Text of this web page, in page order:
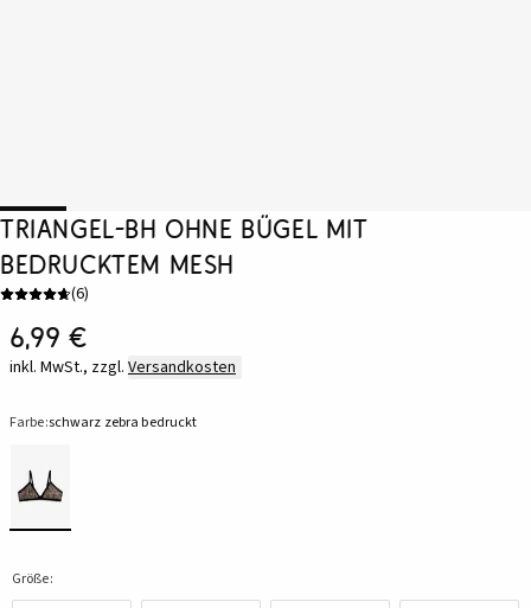
Triangel-BH ohne Bügel mit
bedrucktem Mesh
(6)
6,99 €
inkl. MwSt., zzgl. Versandkosten
Farbe:schwarz zebra bedruckt
Größe: